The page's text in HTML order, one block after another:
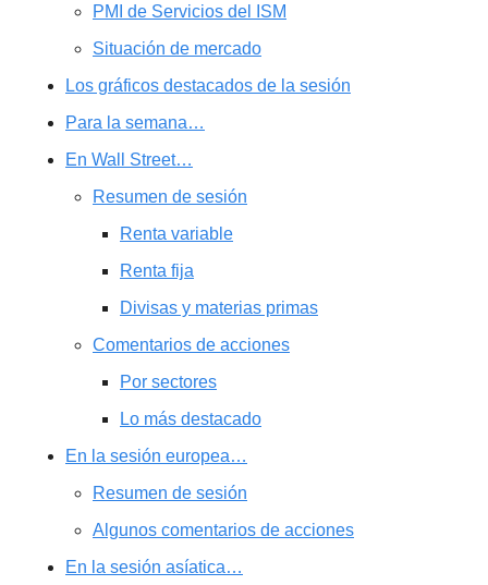
PMI de Servicios del ISM
Situación de mercado
Los gráficos destacados de la sesión
Para la semana…
En Wall Street…
Resumen de sesión
Renta variable
Renta fija
Divisas y materias primas
Comentarios de acciones
Por sectores
Lo más destacado
En la sesión europea…
Resumen de sesión
Algunos comentarios de acciones
En la sesión asíatica…